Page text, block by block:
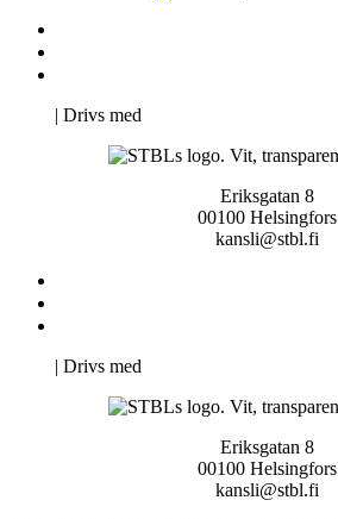
| Drivs med
Eriksgatan 8
00100 Helsingfors
kansli@stbl.fi
| Drivs med
Eriksgatan 8
00100 Helsingfors
kansli@stbl.fi